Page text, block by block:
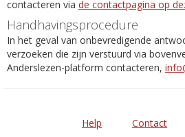
contacteren via de contactpagina op
Handhavingsprocedure
In het geval van onbevredigende
verzoeken die zijn verstuurd via
Anderslezen-platform contacteren,
Help Contact